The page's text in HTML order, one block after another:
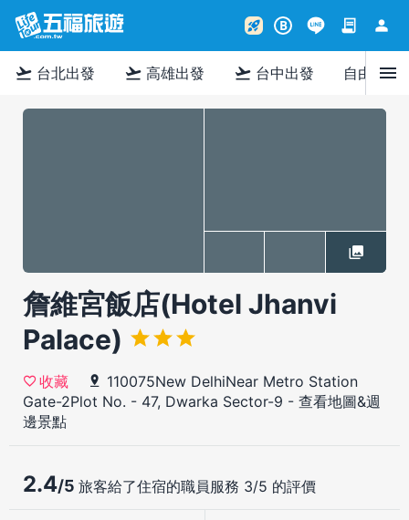
rocket_launch B contract person
flight_takeoff 台北出發 flight_takeoff 高雄出發 flight_takeoff 台中出發 自由行menu
詹維宮飯店(Hotel Jhanvi
Palace)
收藏
110075New DelhiNear Metro Station
Gate-2Plot No. - 47, Dwarka Sector-9 - 查看地圖&週
邊景點
2.4/5 旅客給了住宿的職員服務 3/5 的評價